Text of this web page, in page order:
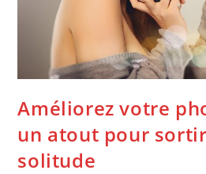
Améliorez votre
un atout pour
solitude